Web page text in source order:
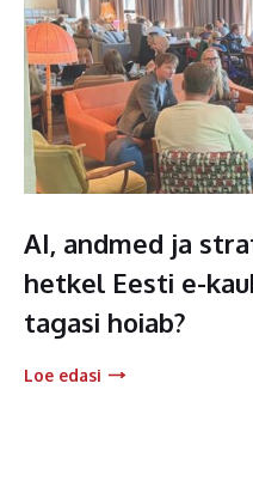
AI, andmed ja
hetkel Eesti e-
tagasi hoiab?
Loe edasi